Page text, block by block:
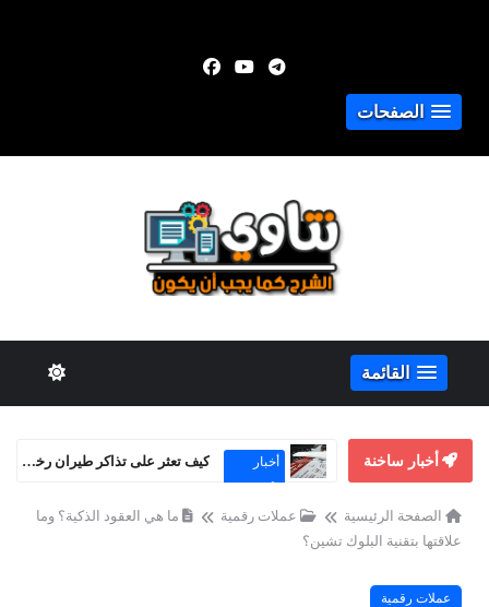
الصفحات
القائمة
أخبار ساخنة
الربح من
الإنترنت
كيفية الربح من Adsterra Smartink حتى بدون موقع إلكتروني
الصفحة الرئيسية عملات رقمية
ما هي العقود الذكية؟ وما
علاقتها بتقنية البلوك تشين؟
عملات رقمية